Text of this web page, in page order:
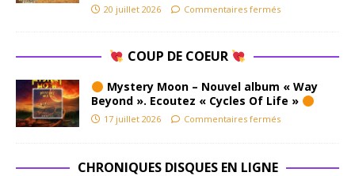
20 juillet 2026 Commentaires fermés
COUP DE COEUR
Mystery Moon – Nouvel album « Way
Beyond ». Ecoutez « Cycles Of Life »
17 juillet 2026 Commentaires fermés
CHRONIQUES DISQUES EN LIGNE